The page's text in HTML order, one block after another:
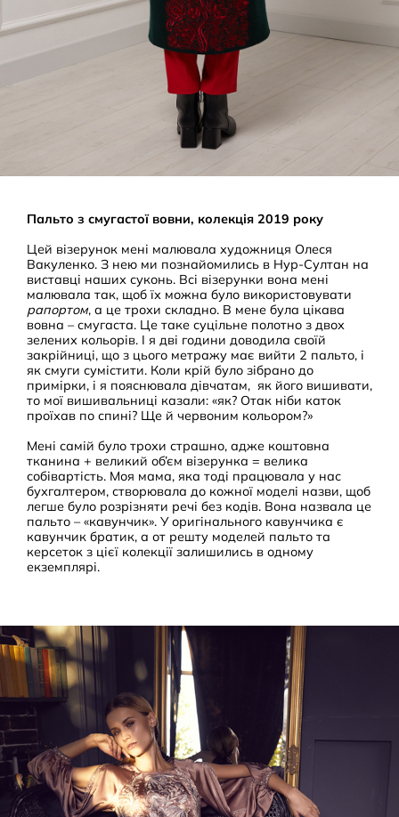
Пальто з смугастої вовни, колекція 2019 року
Цей візерунок мені малювала художниця Олеся
Вакуленко. З нею ми познайомились в Нур-Султан на
виставці наших суконь. Всі візерунки вона мені
малювала так, щоб їх можна було використовувати
рапортом, а це трохи складно. В мене була цікава
вовна – смугаста. Це таке суцільне полотно з двох
зелених кольорів. І я дві години доводила своїй
закрійниці, що з цього метражу має вийти 2 пальто, і
як смуги сумістити. Коли крій було зібрано до
примірки, і я пояснювала дівчатам, як його вишивати,
то мої вишивальниці казали: «як? Отак ніби каток
проїхав по спині? Ще й червоним кольором?»
Мені самій було трохи страшно, адже коштовна
тканина + великий об’єм візерунка = велика
собівартість. Моя мама, яка тоді працювала у нас
бухгалтером, створювала до кожної моделі назви, щоб
легше було розрізняти речі без кодів. Вона назвала це
пальто – «кавунчик». У оригінального кавунчика є
кавунчик братик, а от решту моделей пальто та
керсеток з цієї колекції залишились в одному
екземплярі.